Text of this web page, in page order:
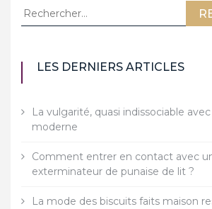
Rechercher :
LES DERNIERS ARTICLES
La vulgarité, quasi indissociable
moderne
Comment entrer en contact avec
exterminateur de punaise de lit ?
La mode des biscuits faits maison